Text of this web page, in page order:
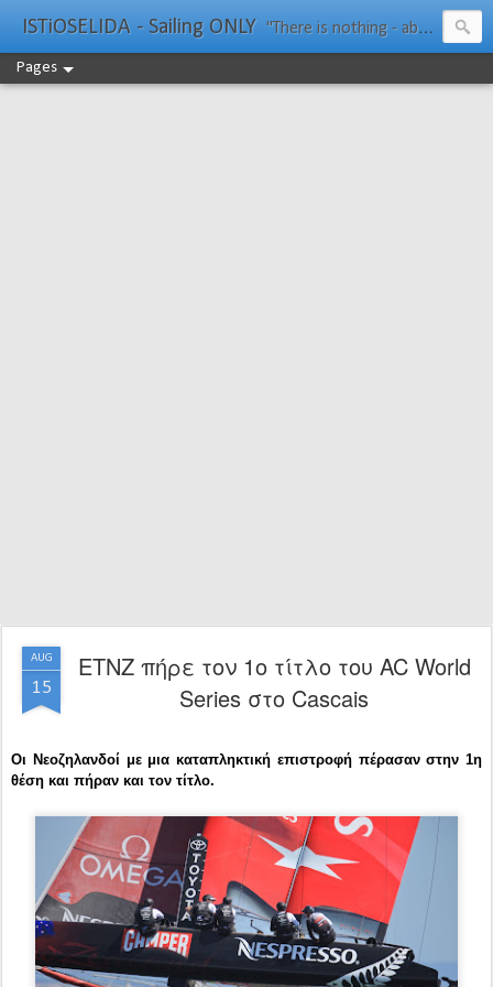
ISTiOSELIDA - Sailing ONLY "There is nothing - absolutely nothing - half so much worth doing as simply messing about in boats." Water Rat, Kenneth Grahame
Pages
AUG
15
ETNZ πήρε τον 1ο τίτλο του AC World
Series στο Cascais
Οι Νεοζηλανδοί με μια καταπληκτική επιστροφή πέρασαν στην 1η
θέση και πήραν και τον τίτλο.